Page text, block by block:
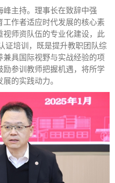
主持。理事长在致辞中强
作者适应时代发展的核心素
师资队伍的专业化建设，此
证培训，既是提升教职团队综
具国际视野与实战经验的项
励参训教师把握机遇，将所学
的实践动力。